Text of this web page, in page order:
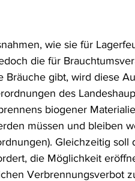
wie sie für
die für
Bräuche gibt, wird diese
des
biogener
müssen und bleiben
Gleichzeitig
die Möglichkeit
Verbrennungsverbot